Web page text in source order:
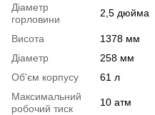
Діаметр
горловини
2,5 дюйма
Висота
1378 мм
Діаметр
258 мм
Об'єм корпусу
61 л
Максимальний
робочий тиск
10 атм